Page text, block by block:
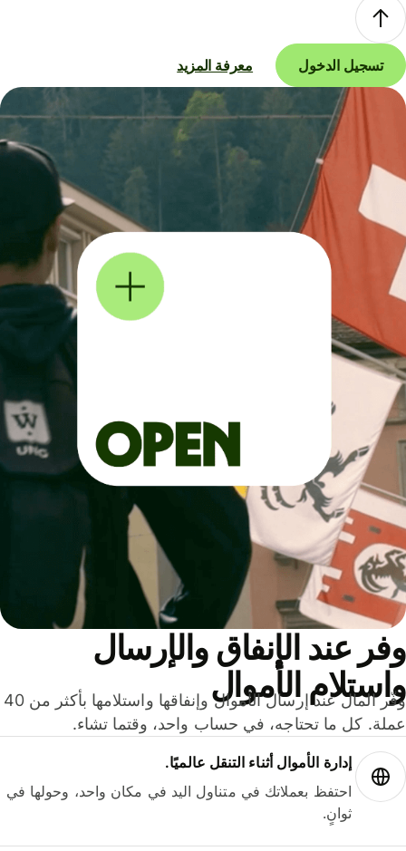
تسجيل الدخول معرفة المزيد
عند الإنفاق والإرسال
الأموال
وفّر المال عند إرسال الأموال وإنفاقها واستلامها بأكثر من 40
كل ما تحتاجه، في حساب واحد، وقتما تشاء.
إدارة الأموال أثناء التنقل عالميًا.
احتفظ بعملاتك في متناول اليد في مكان واحد، وحولها في
ثوانٍ.